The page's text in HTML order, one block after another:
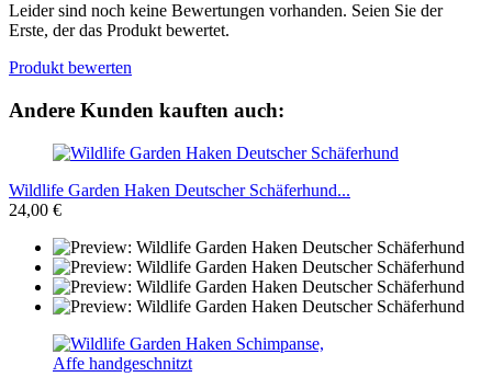
Leider sind noch keine Bewertungen vorhanden. Seien Sie der
Erste, der das Produkt bewertet.
Produkt bewerten
Andere Kunden kauften auch:
Wildlife Garden Haken Deutscher Schäferhund...
24,00 €